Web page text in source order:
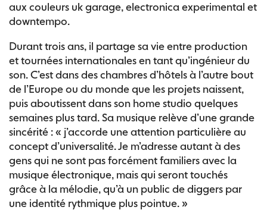
aux couleurs uk garage, electronica experimental et
downtempo.
Durant trois ans, il partage sa vie entre production
et tournées internationales en tant qu’ingénieur du
son. C’est dans des chambres d’hôtels à l’autre bout
de l’Europe ou du monde que les projets naissent,
puis aboutissent dans son home studio quelques
semaines plus tard. Sa musique relève d’une grande
sincérité : « j’accorde une attention particulière au
concept d’universalité. Je m’adresse autant à des
gens qui ne sont pas forcément familiers avec la
musique électronique, mais qui seront touchés
grâce à la mélodie, qu’à un public de diggers par
une identité rythmique plus pointue. »